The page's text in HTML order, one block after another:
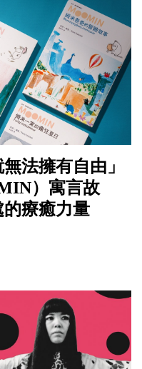
法擁有自由」
）寓言故
療癒力量